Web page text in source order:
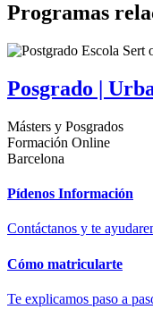
Programas
Posgrado |
Másters y Posgrados
Formación Online
Barcelona
Pídenos Información
Contáctanos y te
Cómo matricularte
Te explicamos paso a